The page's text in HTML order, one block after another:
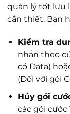
quản lý tốt lưu
cần thiết. Bạn
Kiểm tra
nhắn theo
có Data)
(Đối với gói
Hủy gói
các gói